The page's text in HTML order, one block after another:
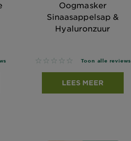
reviews
Oogmasker
Sinaasappelsap &
Hyaluronzuur
No reviews Toon alle reviews
LEES MEER